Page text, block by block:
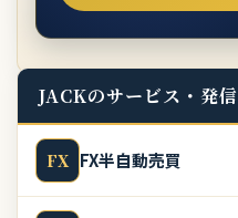
JACKのサービス・発信
FX FX半自動売買